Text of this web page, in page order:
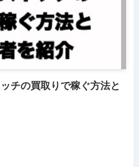
チの買取りで稼ぐ方法と